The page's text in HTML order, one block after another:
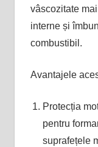
vâscozitate
interne și
combustibil​.
Avantajele
Protecția
pentru
suprafețele